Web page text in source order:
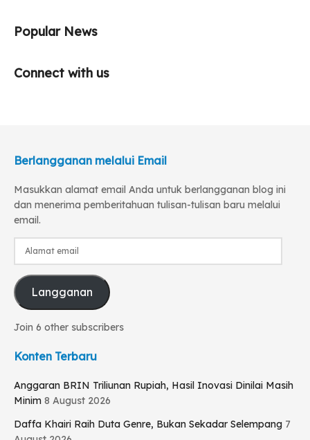
Popular News
Connect with us
Berlangganan melalui Email
Masukkan alamat email Anda untuk berlangganan blog ini
dan menerima pemberitahuan tulisan-tulisan baru melalui
email.
Alamat
Langganan
Join 6 other subscribers
Konten Terbaru
Anggaran BRIN Triliunan Rupiah, Hasil Inovasi Dinilai Masih
Minim 8 August 2026
Daffa Khairi Raih Duta Genre, Bukan Sekadar Selempang 7